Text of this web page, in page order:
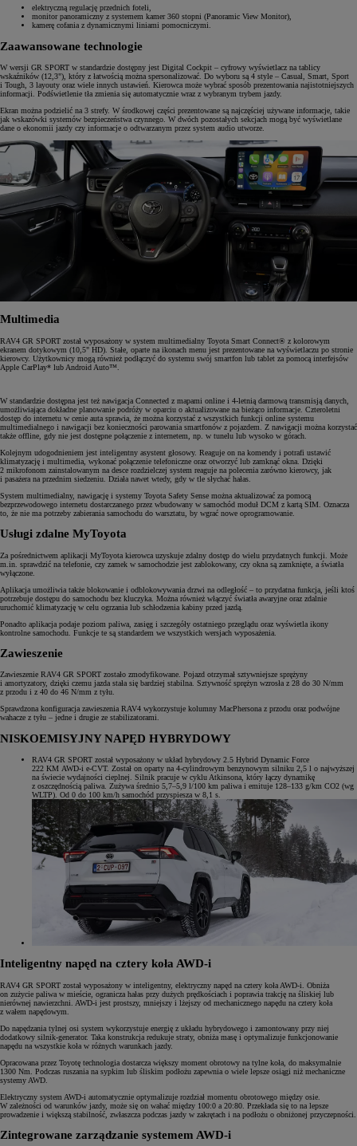
elektryczną regulację przednich foteli,
monitor panoramiczny z systemem kamer 360 stopni (Panoramic View Monitor),
kamerę cofania z dynamicznymi liniami pomocniczymi.
Zaawansowane technologie
W wersji GR SPORT w standardzie dostępny jest Digital Cockpit – cyfrowy wyświetlacz na tablicy
wskaźników (12,3"), który z łatwością można spersonalizować. Do wyboru są 4 style – Casual, Smart, Sport
i Tough, 3 layouty oraz wiele innych ustawień. Kierowca może wybrać sposób prezentowania najistotniejszych
informacji. Podświetlenie tła zmienia się automatycznie wraz z wybranym trybem jazdy.
Ekran można podzielić na 3 strefy. W środkowej części prezentowane są najczęściej używane informacje, takie
jak wskazówki systemów bezpieczeństwa czynnego. W dwóch pozostałych sekcjach mogą być wyświetlane
dane o ekonomii jazdy czy informacje o odtwarzanym przez system audio utworze.
Multimedia
RAV4 GR SPORT został wyposażony w system multimedialny Toyota Smart Connect® z kolorowym
ekranem dotykowym (10,5" HD). Stałe, oparte na ikonach menu jest prezentowane na wyświetlaczu po stronie
kierowcy. Użytkownicy mogą również podłączyć do systemu swój smartfon lub tablet za pomocą interfejsów
Apple CarPlay* lub Android Auto™.
W standardzie dostępna jest też nawigacja Connected z mapami online i 4-letnią darmową transmisją danych,
umożliwiająca dokładne planowanie podróży w oparciu o aktualizowane na bieżąco informacje. Czteroletni
dostęp do internetu w cenie auta sprawia, że można korzystać z wszystkich funkcji online systemu
multimedialnego i nawigacji bez konieczności parowania smartfonów z pojazdem. Z nawigacji można korzystać
także offline, gdy nie jest dostępne połączenie z internetem, np. w tunelu lub wysoko w górach.
Kolejnym udogodnieniem jest inteligentny asystent głosowy. Reaguje on na komendy i potrafi ustawić
klimatyzację i multimedia, wykonać połączenie telefoniczne oraz otworzyć lub zamknąć okna. Dzięki
2 mikrofonom zainstalowanym na desce rozdzielczej system reaguje na polecenia zarówno kierowcy, jak
i pasażera na przednim siedzeniu. Działa nawet wtedy, gdy w tle słychać hałas.
System multimedialny, nawigację i systemy Toyota Safety Sense można aktualizować za pomocą
bezprzewodowego internetu dostarczanego przez wbudowany w samochód moduł DCM z kartą SIM. Oznacza
to, że nie ma potrzeby zabierania samochodu do warsztatu, by wgrać nowe oprogramowanie.
Usługi zdalne MyToyota
Za pośrednictwem aplikacji MyToyota kierowca uzyskuje zdalny dostęp do wielu przydatnych funkcji. Może
m.in. sprawdzić na telefonie, czy zamek w samochodzie jest zablokowany, czy okna są zamknięte, a światła
wyłączone.
Aplikacja umożliwia także blokowanie i odblokowywania drzwi na odległość – to przydatna funkcja, jeśli ktoś
potrzebuje dostępu do samochodu bez kluczyka. Można również włączyć światła awaryjne oraz zdalnie
uruchomić klimatyzację w celu ogrzania lub schłodzenia kabiny przed jazdą.
Ponadto aplikacja podaje poziom paliwa, zasięg i szczegóły ostatniego przeglądu oraz wyświetla ikony
kontrolne samochodu. Funkcje te są standardem we wszystkich wersjach wyposażenia.
Zawieszenie
Zawieszenie RAV4 GR SPORT zostało zmodyfikowane. Pojazd otrzymał sztywniejsze sprężyny
i amortyzatory, dzięki czemu jazda stała się bardziej stabilna. Sztywność sprężyn wzrosła z 28 do 30 N/mm
z przodu i z 40 do 46 N/mm z tyłu.
Sprawdzona konfiguracja zawieszenia RAV4 wykorzystuje kolumny MacPhersona z przodu oraz podwójne
wahacze z tyłu – jedne i drugie ze stabilizatorami.
NISKOEMISYJNY NAPĘD HYBRYDOWY
RAV4 GR SPORT został wyposażony w układ hybrydowy 2.5 Hybrid Dynamic Force
222 KM AWD-i e‑CVT. Został on oparty na 4-cylindrowym benzynowym silniku 2,5 l o najwyższej
na świecie wydajności cieplnej. Silnik pracuje w cyklu Atkinsona, który łączy dynamikę
z oszczędnością paliwa. Zużywa średnio 5,7–5,9 l/100 km paliwa i emituje 128–133 g/km CO2 (wg
WLTP). Od 0 do 100 km/h samochód przyspiesza w 8,1 s.
Inteligentny napęd na cztery koła AWD-i
RAV4 GR SPORT został wyposażony w inteligentny, elektryczny napęd na cztery koła AWD-i. Obniża
on zużycie paliwa w mieście, ogranicza hałas przy dużych prędkościach i poprawia trakcję na śliskiej lub
nierównej nawierzchni. AWD-i jest prostszy, mniejszy i lżejszy od mechanicznego napędu na cztery koła
z wałem napędowym.
Do napędzania tylnej osi system wykorzystuje energię z układu hybrydowego i zamontowany przy niej
dodatkowy silnik-generator. Taka konstrukcja redukuje straty, obniża masę i optymalizuje funkcjonowanie
napędu na wszystkie koła w różnych warunkach jazdy.
Opracowana przez Toyotę technologia dostarcza większy moment obrotowy na tylne koła, do maksymalnie
1300 Nm. Podczas ruszania na sypkim lub śliskim podłożu zapewnia o wiele lepsze osiągi niż mechaniczne
systemy AWD.
Elektryczny system AWD-i automatycznie optymalizuje rozdział momentu obrotowego między osie.
W zależności od warunków jazdy, może się on wahać między 100:0 a 20:80. Przekłada się to na lepsze
prowadzenie i większą stabilność, zwłaszcza podczas jazdy w zakrętach i na podłożu o obniżonej przyczepności.
Zintegrowane zarządzanie systemem AWD-i